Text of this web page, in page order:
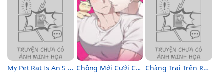
My Pet Rat Is An S Class Awakener Chồng Mới Cưới Của Tôi Là Rồng Vàng Chàng Trai Trên Ruộng Ớt